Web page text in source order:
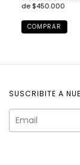
COMPRAR
SUSCRIBITE A